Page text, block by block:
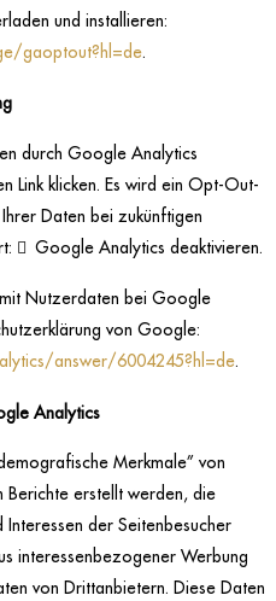
und installieren:
gaoptout?hl=de.
durch Google Analytics
Link klicken. Es wird ein Opt-Out-
Daten bei zukünftigen
Google Analytics deaktivieren.
Nutzerdaten bei Google
von Google:
answer/6004245?hl=de.
Analytics
Merkmale” von
erstellt werden, die
der Seitenbesucher
interessenbezogener Werbung
von Drittanbietern. Diese Daten